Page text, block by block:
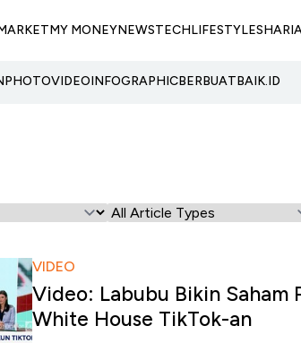
MY MONEYNEWSTECHLIFESTYLE
PHOTOVIDEOINFOGRAPHICBERBUATBAIK.ID
VIDEO
Video: Labubu Bikin Saham
White House TikTok-an